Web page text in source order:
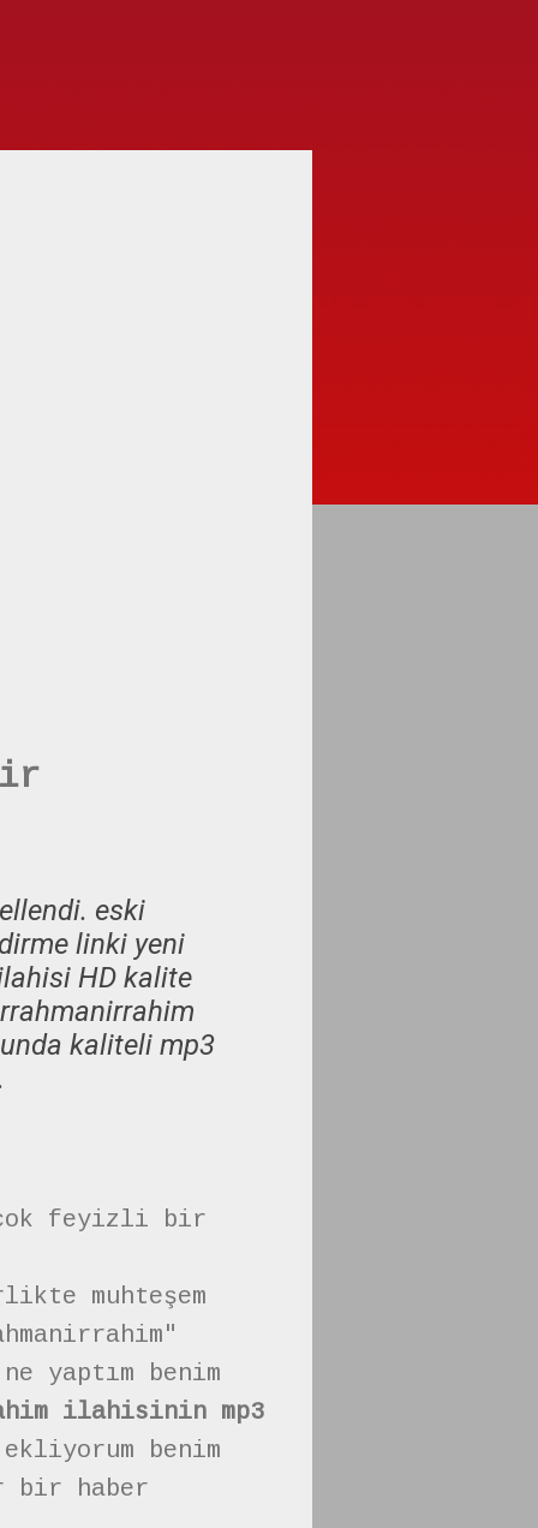
eski
linki yeni
HD kalite
kaliteli mp3
çok feyizli bir
muhteşem
yaptım benim
ilahisinin mp3
benim
bir haber